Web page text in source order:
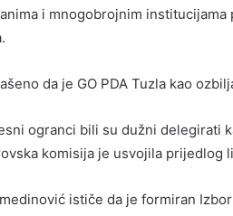
i mnogobrojnim
da je GO PDA Tuzla kao
ogranci bili su dužni delegirati
komisija je usvojila prijedlog
ističe da je formiran